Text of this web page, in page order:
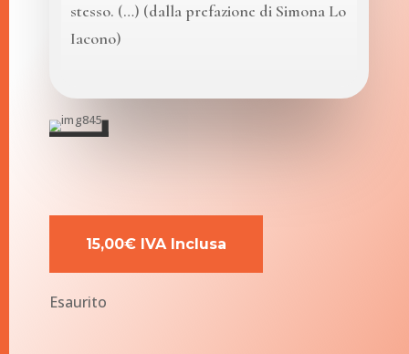
stesso. (…) (dalla prefazione di Simona Lo
Iacono)
15,00€ IVA Inclusa
Esaurito